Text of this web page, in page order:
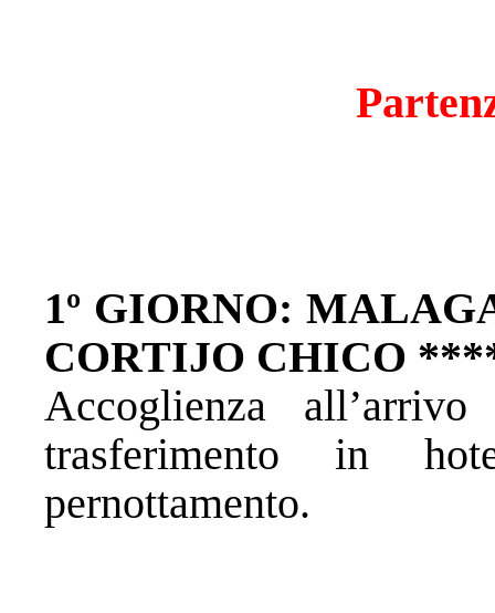
1º GIORNO:
CORTIJO CHICO
Accoglienza
trasferimento in
pernottamento.